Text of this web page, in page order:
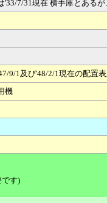
7/31現在 横手庫とあるが
1及び'48/2/1現在の配置
機
です)